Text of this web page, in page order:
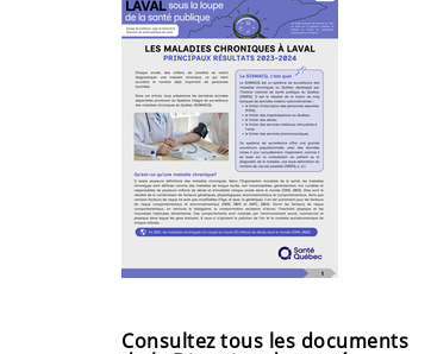
Consultez tous les documents